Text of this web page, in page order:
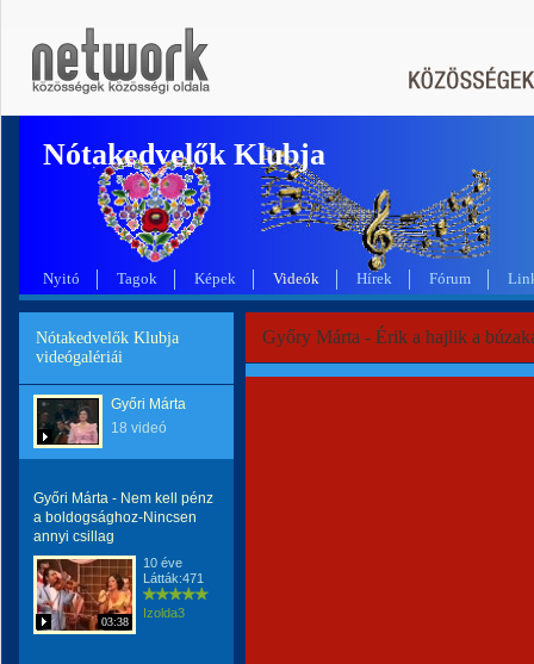
Nótakedvelők Klubja
Nyitó Tagok Képek Videók Hírek Fórum
Nótakedvelők Klubja
videógalériái
Győri Márta
18 videó
Győri Márta - Nem kell pénz
a boldogsághoz-Nincsen
annyi csillag
03:38
10 éve
Látták:471
Izolda3
Győry Márta - Érik a hajlik a